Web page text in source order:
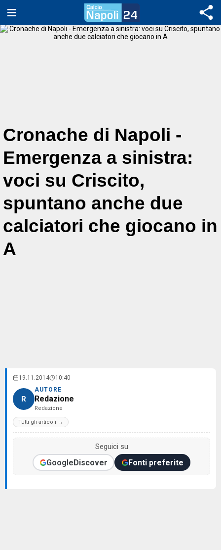
Cronache di Napoli -
Emergenza a sinistra:
voci su Criscito,
spuntano anche due
calciatori che giocano in
A
19.11.2014 10:40
R
AUTORE
Redazione
Redazione
Tutti gli articoli →
Seguici su
GoogleDiscover Fonti preferite